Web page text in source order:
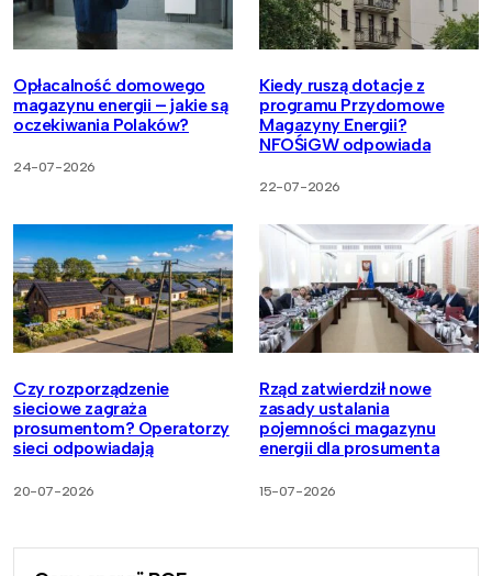
Opłacalność domowego
magazynu energii – jakie są
oczekiwania Polaków?
24-07-2026
Kiedy ruszą dotacje z
programu Przydomowe
Magazyny Energii?
NFOŚiGW odpowiada
22-07-2026
Czy rozporządzenie
sieciowe zagraża
prosumentom? Operatorzy
sieci odpowiadają
20-07-2026
Rząd zatwierdził nowe
zasady ustalania
pojemności magazynu
energii dla prosumenta
15-07-2026